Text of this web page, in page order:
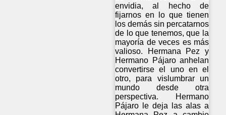
envidia, al hecho de
fijarnos en lo que tienen
los demás sin percatarnos
de lo que tenemos, que la
mayoría de veces es más
valioso. Hermana Pez y
Hermano Pájaro anhelan
convertirse el uno en el
otro, para vislumbrar un
mundo desde otra
perspectiva. Hermano
Pájaro le deja las alas a